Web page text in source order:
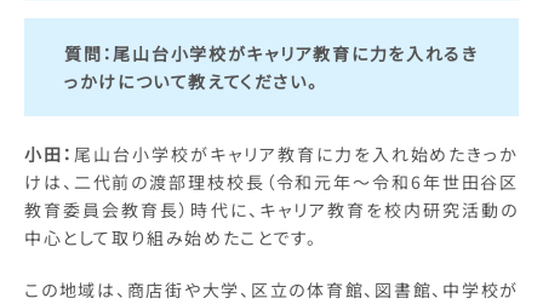
質問：尾山台小学校がキャリア教育に力を入れるき
っかけについて教えてください。
小田： 尾山台小学校がキャリア教育に力を入れ始めたきっか
けは、二代前の渡部理枝校長（令和元年〜令和6年世田谷区
教育委員会教育長）時代に、キャリア教育を校内研究活動の
中心として取り組み始めたことです。
この地域は、商店街や大学、区立の体育館、図書館、中学校が